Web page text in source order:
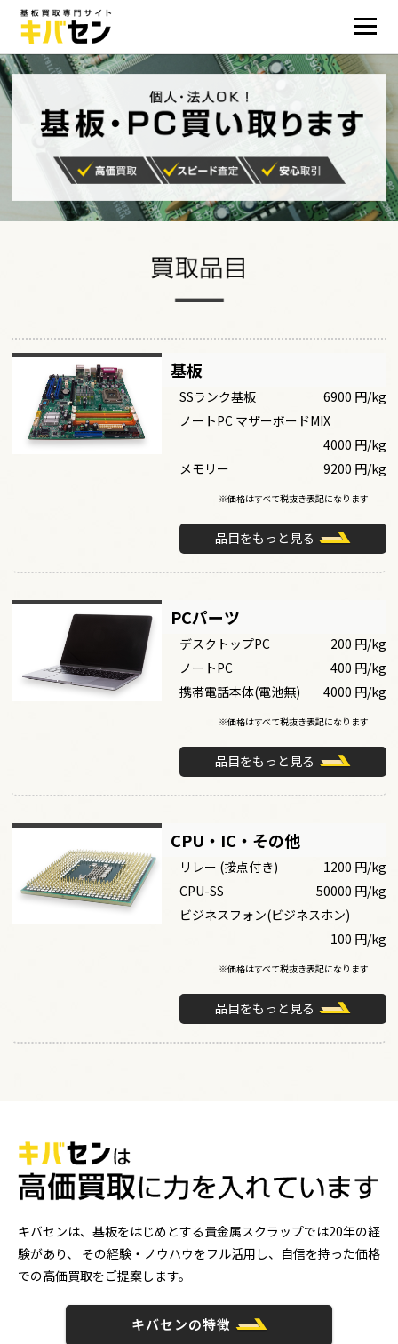
基板
SSランク基板
6900 円/kg
ノートPC マザーボードMIX
4000 円/kg
メモリー
9200 円/kg
※価格はすべて税抜き表記になります
品目をもっと見る
PCパーツ
デスクトップPC
200 円/kg
ノートPC
400 円/kg
携帯電話本体(電池無)
4000 円/kg
※価格はすべて税抜き表記になります
品目をもっと見る
CPU・IC・その他
リレー (接点付き)
1200 円/kg
CPU-SS
50000 円/kg
ビジネスフォン(ビジネスホン)
100 円/kg
※価格はすべて税抜き表記になります
品目をもっと見る
キバセンは、基板をはじめとする貴金属スクラップでは20年の経
験があり、
その経験・ノウハウをフル活用し、自信を持った価格
での高価買取をご提案します。
キバセンの特徴